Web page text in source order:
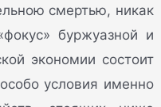
смертью, никак
буржуазной и
экономии состоит
условия именно